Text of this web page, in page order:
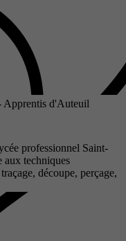
Apprentis d'Auteuil
professionnel Saint-
techniques
découpe, perçage,